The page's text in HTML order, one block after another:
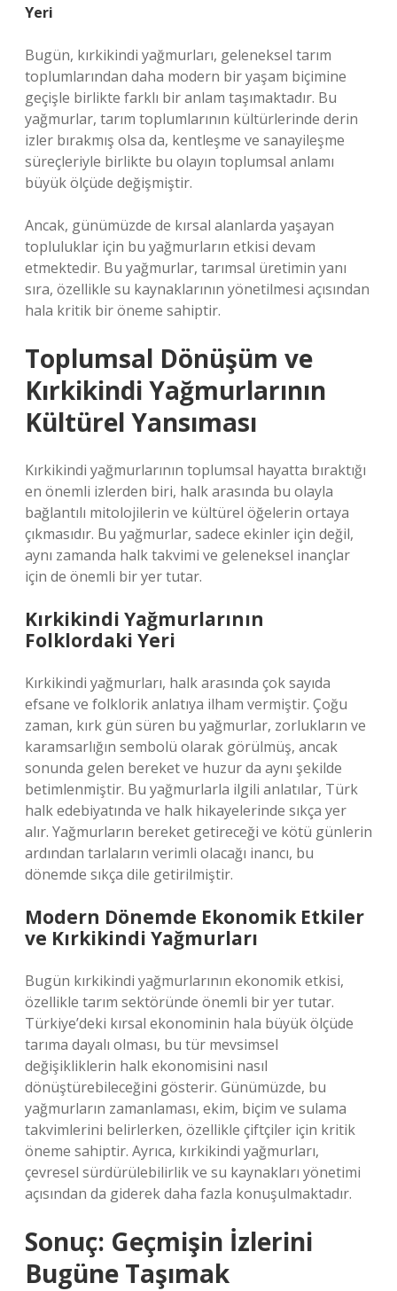
Yeri
Bugün, kırkikindi yağmurları, geleneksel tarım
toplumlarından daha modern bir yaşam biçimine
geçişle birlikte farklı bir anlam taşımaktadır. Bu
yağmurlar, tarım toplumlarının kültürlerinde derin
izler bırakmış olsa da, kentleşme ve sanayileşme
süreçleriyle birlikte bu olayın toplumsal anlamı
büyük ölçüde değişmiştir.
Ancak, günümüzde de kırsal alanlarda yaşayan
topluluklar için bu yağmurların etkisi devam
etmektedir. Bu yağmurlar, tarımsal üretimin yanı
sıra, özellikle su kaynaklarının yönetilmesi açısından
hala kritik bir öneme sahiptir.
Toplumsal Dönüşüm ve
Kırkikindi Yağmurlarının
Kültürel Yansıması
Kırkikindi yağmurlarının toplumsal hayatta bıraktığı
en önemli izlerden biri, halk arasında bu olayla
bağlantılı mitolojilerin ve kültürel öğelerin ortaya
çıkmasıdır. Bu yağmurlar, sadece ekinler için değil,
aynı zamanda halk takvimi ve geleneksel inançlar
için de önemli bir yer tutar.
Kırkikindi Yağmurlarının
Folklordaki Yeri
Kırkikindi yağmurları, halk arasında çok sayıda
efsane ve folklorik anlatıya ilham vermiştir. Çoğu
zaman, kırk gün süren bu yağmurlar, zorlukların ve
karamsarlığın sembolü olarak görülmüş, ancak
sonunda gelen bereket ve huzur da aynı şekilde
betimlenmiştir. Bu yağmurlarla ilgili anlatılar, Türk
halk edebiyatında ve halk hikayelerinde sıkça yer
alır. Yağmurların bereket getireceği ve kötü günlerin
ardından tarlaların verimli olacağı inancı, bu
dönemde sıkça dile getirilmiştir.
Modern Dönemde Ekonomik Etkiler
ve Kırkikindi Yağmurları
Bugün kırkikindi yağmurlarının ekonomik etkisi,
özellikle tarım sektöründe önemli bir yer tutar.
Türkiye’deki kırsal ekonominin hala büyük ölçüde
tarıma dayalı olması, bu tür mevsimsel
değişikliklerin halk ekonomisini nasıl
dönüştürebileceğini gösterir. Günümüzde, bu
yağmurların zamanlaması, ekim, biçim ve sulama
takvimlerini belirlerken, özellikle çiftçiler için kritik
öneme sahiptir. Ayrıca, kırkikindi yağmurları,
çevresel sürdürülebilirlik ve su kaynakları yönetimi
açısından da giderek daha fazla konuşulmaktadır.
Sonuç: Geçmişin İzlerini
Bugüne Taşımak